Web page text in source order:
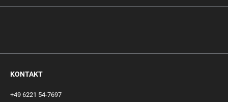
KONTAKT
+49 6221 54-7697